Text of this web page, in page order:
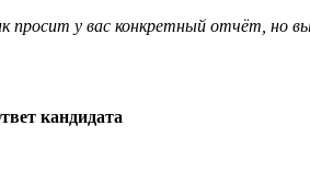
просит у вас конкретный отчёт,
кандидата